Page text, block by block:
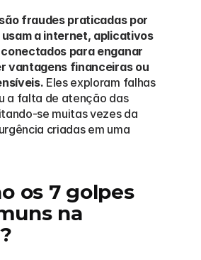
fraudes praticadas por
a internet, aplicativos
para enganar
vantagens financeiras ou
Eles exploram falhas
a falta de atenção das
se muitas vezes da
criadas em uma
os 7 golpes
na